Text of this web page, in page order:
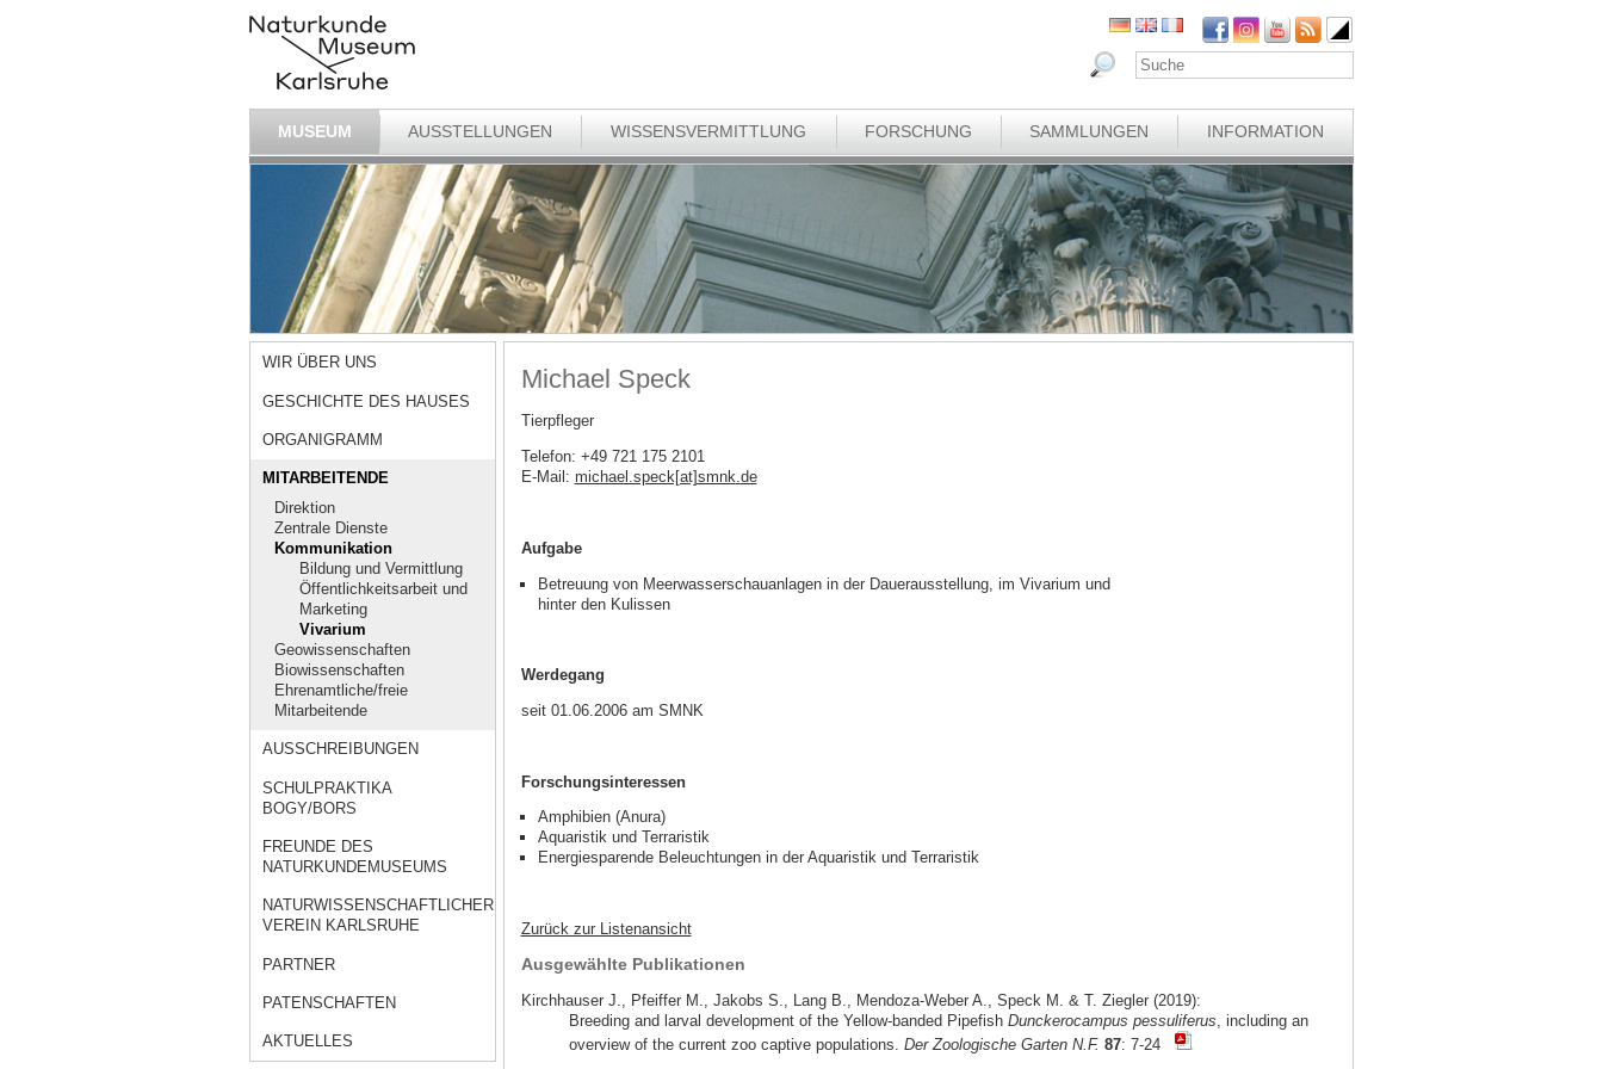
MUSEUM AUSSTELLUNGEN WISSENSVERMITTLUNG FORSCHUNG SAMMLUNGEN INFORMATION
WIR ÜBER UNS
GESCHICHTE DES HAUSES
ORGANIGRAMM
MITARBEITENDE
Direktion
Zentrale Dienste
Kommunikation
Bildung und Vermittlung
Öffentlichkeitsarbeit und
Marketing
Vivarium
Geowissenschaften
Biowissenschaften
Ehrenamtliche/freie
Mitarbeitende
AUSSCHREIBUNGEN
SCHULPRAKTIKA
BOGY/BORS
FREUNDE DES
NATURKUNDEMUSEUMS
NATURWISSENSCHAFTLICHER
VEREIN KARLSRUHE
PARTNER
PATENSCHAFTEN
AKTUELLES
Michael Speck
Tierpfleger
Telefon: +49 721 175 2101
E-Mail: michael.speck[at]smnk.de
Aufgabe
Betreuung von Meerwasserschauanlagen in der Dauerausstellung, im Vivarium und
hinter den Kulissen
Werdegang
seit 01.06.2006 am SMNK
Forschungsinteressen
Amphibien (Anura)
Aquaristik und Terraristik
Energiesparende Beleuchtungen in der Aquaristik und Terraristik
Zurück zur Listenansicht
Ausgewählte Publikationen
Kirchhauser J., Pfeiffer M., Jakobs S., Lang B., Mendoza-Weber A., Speck M. & T. Ziegler (2019):
Breeding and larval development of the Yellow-banded Pipefish Dunckerocampus pessuliferus , including an
overview of the current zoo captive populations. Der Zoologische Garten N.F. 87: 7-24